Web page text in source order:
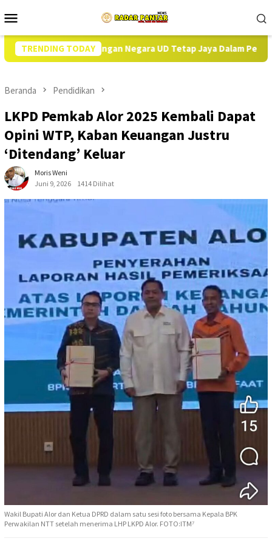
ke
Mobile
TRENDING TODAY
Keuangan Negara UD Tetap Jaya Dalam Perkara TPIKOR
Beranda Pendidikan
LKPD Pemkab Alor 2025 Kembali Dapat
Opini WTP, Kaban Keuangan Justru
‘Ditendang’ Keluar
Moris Weni
Juni 9, 2026
1414 Dilihat
Wakil Bupati Alor dan Ketua DPRD dalam satu sesi foto bersama Kepala BPK
Perwakilan NTT setelah menerima LHP LKPD Alor. FOTO:ITM⁷